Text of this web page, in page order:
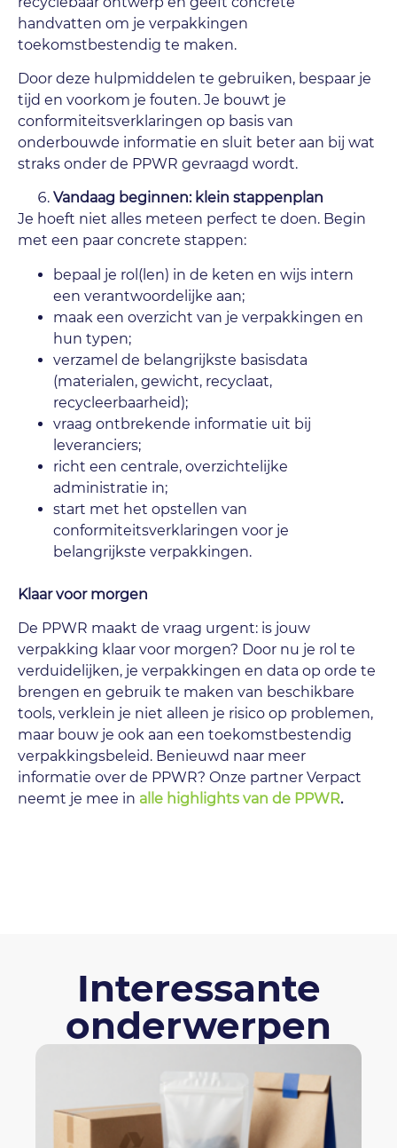
handvatten om je verpakkingen
toekomstbestendig te maken.
Door deze hulpmiddelen te gebruiken, bespaar je
tijd en voorkom je fouten. Je bouwt je
conformiteitsverklaringen op basis van
onderbouwde informatie en sluit beter aan bij wat
straks onder de PPWR gevraagd wordt.
Vandaag beginnen: klein stappenplan
Je hoeft niet alles meteen perfect te doen. Begin
met een paar concrete stappen:
bepaal je rol(len) in de keten en wijs intern
een verantwoordelijke aan;
maak een overzicht van je verpakkingen en
hun typen;
verzamel de belangrijkste basisdata
(materialen, gewicht, recyclaat,
recycleerbaarheid);
vraag ontbrekende informatie uit bij
leveranciers;
richt een centrale, overzichtelijke
administratie in;
start met het opstellen van
conformiteitsverklaringen voor je
belangrijkste verpakkingen.
Klaar voor morgen
De PPWR maakt de vraag urgent: is jouw
verpakking klaar voor morgen? Door nu je rol te
verduidelijken, je verpakkingen en data op orde te
brengen en gebruik te maken van beschikbare
tools, verklein je niet alleen je risico op problemen,
maar bouw je ook aan een toekomstbestendig
verpakkingsbeleid. Benieuwd naar meer
informatie over de PPWR? Onze partner Verpact
neemt je mee in alle highlights van de PPWR.
Interessante
onderwerpen